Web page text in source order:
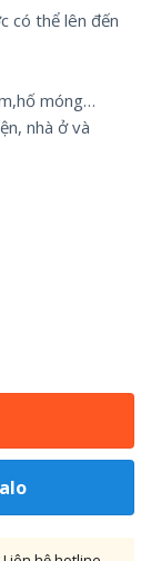
có thể lên đến
móng…
nhà ở và